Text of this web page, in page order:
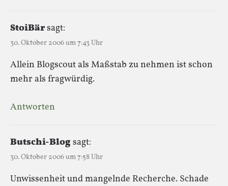
StoiBärsagt:
30. Oktober 2006 um 7:43 Uhr
Allein Blogscout als Maßstab zu nehmen ist schon
mehr als fragwürdig.
Antworten
Butschi-Blogsagt:
30. Oktober 2006 um 7:58 Uhr
Unwissenheit und mangelnde Recherche. Schade